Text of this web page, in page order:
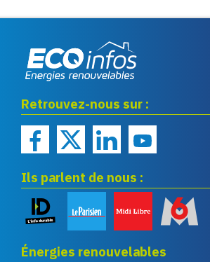
renouvelables
Retrouvez-nous sur :
Ils parlent de nous :
Énergies renouvelables